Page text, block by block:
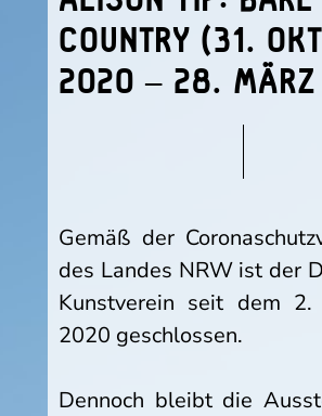
COUNTRY (31.
2020 – 28.
Gemäß der
des Landes NRW ist der
Kunstverein seit dem 2.
2020 geschlossen.
Dennoch bleibt die